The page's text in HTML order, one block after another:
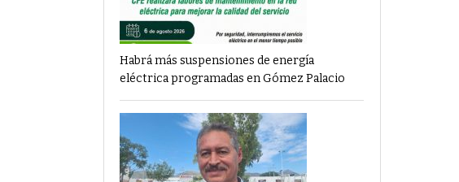
Habrá más suspensiones de energía
eléctrica programadas en Gómez Palacio